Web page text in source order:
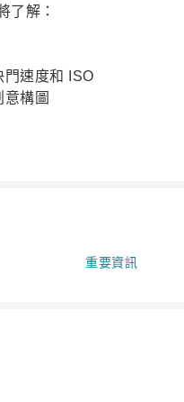
了解：
門速度和 ISO
構圖
重要資訊